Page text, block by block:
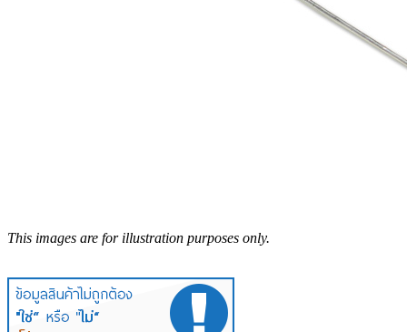
This images are for illustration purposes only.